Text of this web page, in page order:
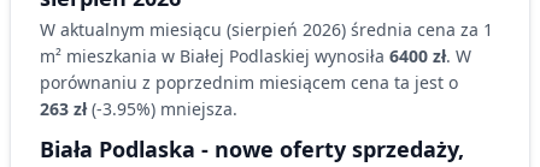
W aktualnym miesiącu (sierpień 2026) średnia cena za 1
m² mieszkania w Białej Podlaskiej wynosiła 6400 zł. W
porównaniu z poprzednim miesiącem cena ta jest o
263 zł (-3.95%) mniejsza.
Biała Podlaska - nowe oferty sprzedaży,